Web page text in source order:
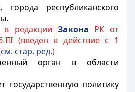
города республиканского
редакции Закона РК от
(введен в действие с 1
см. стар. ред.)
орган в области
государственную политику